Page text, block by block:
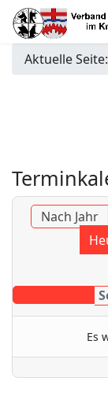
Aktuelle Seite:
Nach Jahr
Es